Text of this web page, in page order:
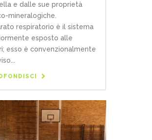
e dalle sue proprietà
mineralogiche.
respiratorio è il sistema
esposto alle
esso è convenzionalmente